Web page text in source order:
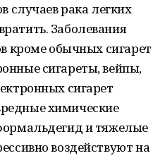
случаев рака легких
Заболевания
кроме обычных сигарет
сигареты, вейпы,
сигарет
химические
и тяжелые
воздействуют на